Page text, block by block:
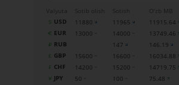
Valyuta Sotib olish Sotish
O‘zb MB
USD
11880 11965
11915.64
EUR
13000 14000
13749.46
RUB
147
146.19
GBP
15600 16600
16034.88
CHF
14200 15200
14719.75
JPY
50 100 75.48